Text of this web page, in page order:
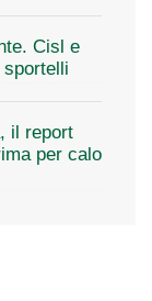
Cisl e
il report
per calo